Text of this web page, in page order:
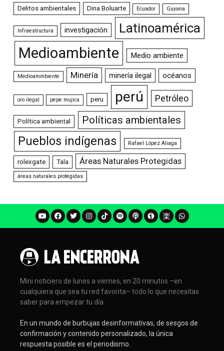
Delitos ambientales Dina Boluarte Ecuador Guyana
Infraestructura investigación Latinoamérica
Medioambiente Medio ambiente
Medioammbiente Minería minería ilegal océanos
oro ilegal pepe mujica peru perú Petróleo
Política ambiental Políticas ambientales
Pueblos indígenas Rafael López Aliaga
rolexgate Tala Áreas Naturales Protegidas
áreas naturales protegidas
Mini noticiero de lunes a viernes, en 20 minutos –en
cualquiera que sea tu red favorita– todo lo que necesitas
saber para empezar tu día.
En un mundo de burbujas desinformativas, de sesgos de
confirmación y contenido personalizado, la única
respuesta posible es el periodismo.